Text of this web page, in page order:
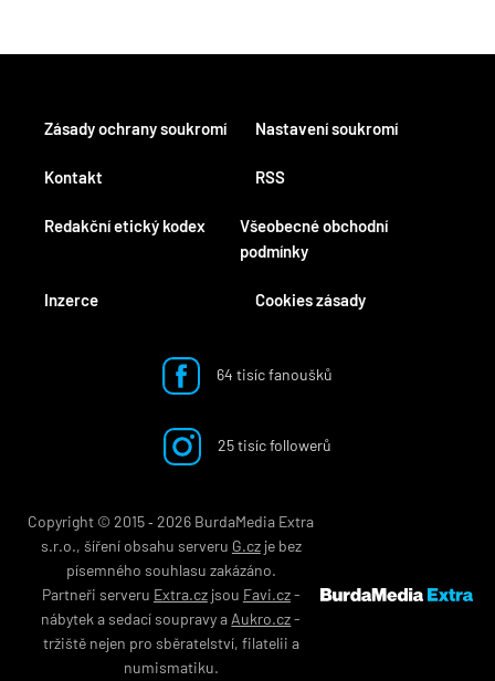
Kontakt
Redakční etický kodex
Inzerce
RSS
Všeobecné obchodní
podmínky
Cookies zásady
Zásady ochrany soukromí Nastavení soukromí
64 tisíc fanoušků
25 tisíc followerů
Copyright © 2015 ‐ 2026 BurdaMedia Extra
s.r.o., šíření obsahu serveru G.czje bez
písemného souhlasu zakázáno.
Partneři serveru Extra.czjsou Favi.cz-
nábytek a sedací soupravya Aukro.cz-
tržiště nejen pro sběratelství, filatelii a
numismatiku.